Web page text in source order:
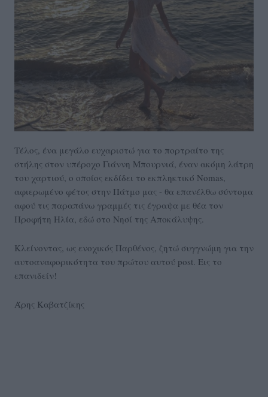
Τέλος, ένα μεγάλο ευχαριστώ για το πορτραίτο της
στήλης στον υπέροχο Γιάννη Μπουρνιά, έναν ακόμη λάτρη
του χαρτιού, ο οποίος εκδίδει το εκπληκτικό Nomas,
αφιερωμένο φέτος στην Πάτμο μας - θα επανέλθω σύντομα
αφού τις παραπάνω γραμμές τις έγραψα με θέα τον
Προφήτη Ηλία, εδώ στο Νησί της Αποκάλυψης.
Κλείνoντας, ως ενοχικός Παρθένος, ζητώ συγγνώμη για την
αυτοαναφορικότητα του πρώτου αυτού post. Εις το
επανιδείν!
Άρης Καβατζίκης